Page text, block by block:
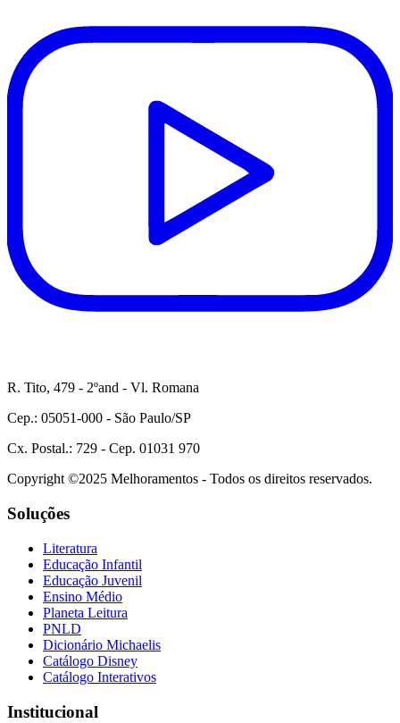
R. Tito, 479 - 2ºand - Vl. Romana
Cep.: 05051-000 - São Paulo/SP
Cx. Postal.: 729 - Cep. 01031 970
Copyright ©2025 Melhoramentos - Todos os direitos reservados.
Soluções
Literatura
Educação Infantil
Educação Juvenil
Ensino Médio
Planeta Leitura
PNLD
Dicionário Michaelis
Catálogo Disney
Catálogo Interativos
Institucional